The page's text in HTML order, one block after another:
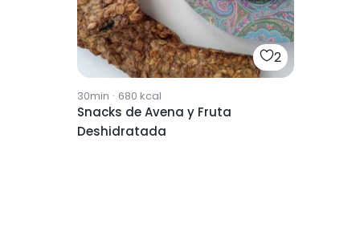
2
30min · 680 kcal
Snacks de Avena y Fruta
Deshidratada